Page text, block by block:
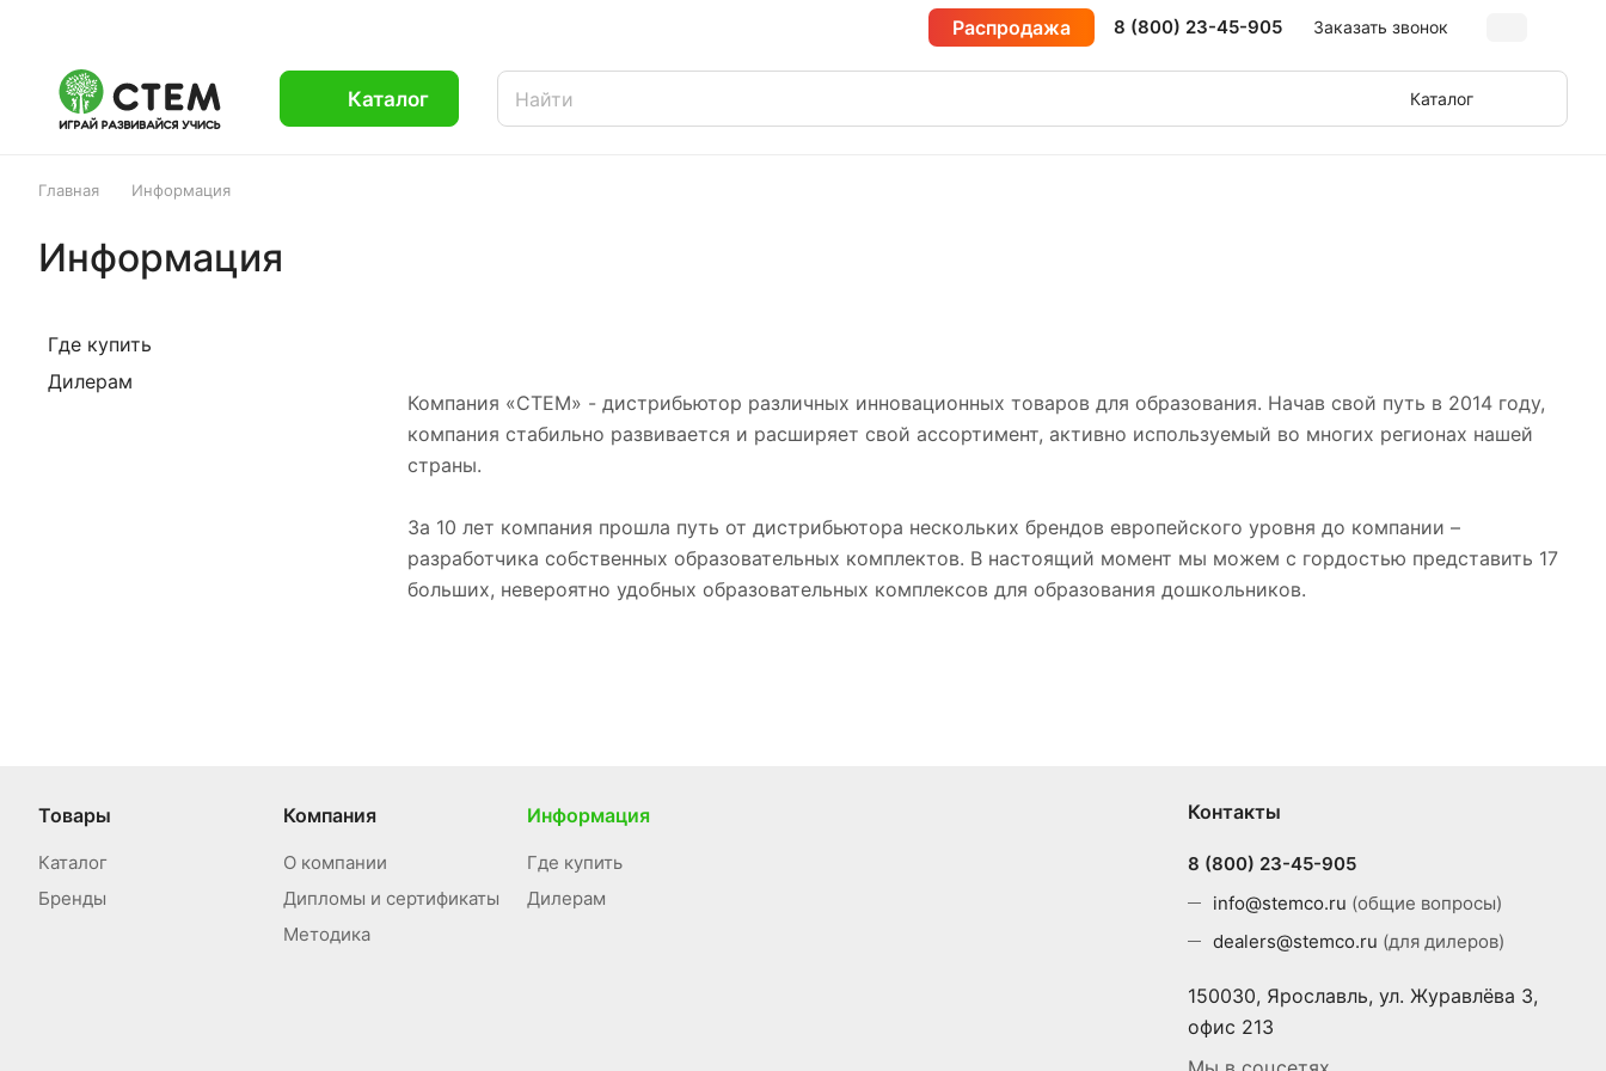
Распродажа 8 (800) 23-45-905 Заказать звонок
Каталог Каталог
Главная Информация
Информация
Компания «СТЕМ» - дистрибьютор различных инновационных товаров для образования. Начав свой путь в 2014 году,
компания стабильно развивается и расширяет свой ассортимент, активно используемый во многих регионах нашей
страны.
За 10 лет компания прошла путь от дистрибьютора нескольких брендов европейского уровня до компании –
разработчика собственных образовательных комплектов. В настоящий момент мы можем с гордостью представить 17
больших, невероятно удобных образовательных комплексов для образования дошкольников.
Где купить
Дилерам
Товары
Каталог
Бренды
Компания
О компании
Дипломы и сертификаты
Методика
Информация
Где купить
Дилерам
Контакты
8 (800) 23-45-905
info@stemco.ru (общие вопросы)
dealers@stemco.ru (для дилеров)
150030, Ярославль, ул. Журавлёва 3,
офис 213